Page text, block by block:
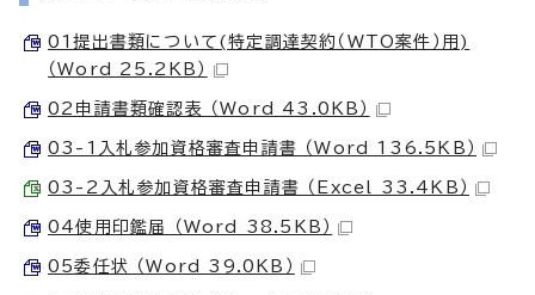
01提出書類について(特定調達契約（WTO案件）用)
（Word 25.2KB）
02申請書類確認表 （Word 43.0KB）
03-1入札参加資格審査申請書 （Word 136.5KB）
03-2入札参加資格審査申請書 （Excel 33.4KB）
04使用印鑑届 （Word 38.5KB）
05委任状 （Word 39.0KB）